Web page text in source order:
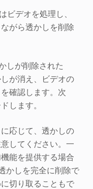
ビデオを処理し、
がら透かしを削除
しが削除された
が消え、ビデオの
確認します。次
します。
応じて、透かしの
してください。一
能を提供する場合
かしを完全に削除で
切り取ることもで